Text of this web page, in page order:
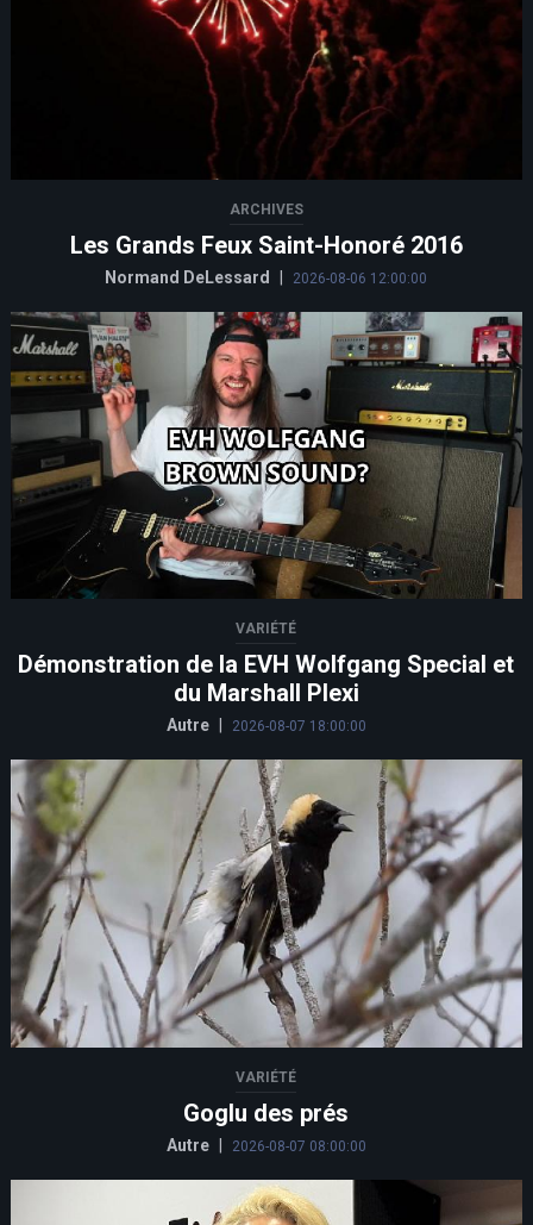
ARCHIVES
Les Grands Feux Saint-Honoré 2016
Normand DeLessard | 2026-08-06 12:00:00
VARIÉTÉ
Démonstration de la EVH Wolfgang Special et
du Marshall Plexi
Autre 2026-08-07 18:00:00
VARIÉTÉ
Goglu des prés
Autre 2026-08-07 08:00:00